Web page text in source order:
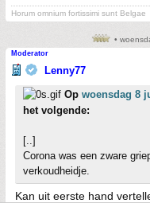
Horum omnium fortissimi sunt Belgae
•
Moderator
Lenny77
Op woensdag 8
het volgende:
[..]
Corona was een zware
verkoudheidje.
Kan uit eerste hand